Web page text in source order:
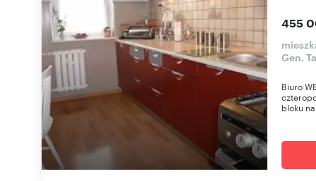
455
Gen.
Biuro
bloku